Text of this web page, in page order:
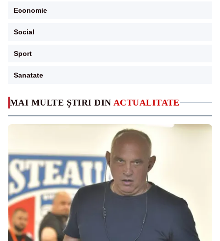
MAI MULTE ȘTIRI DIN ACTUALITATE
Economie
Social
Sport
Sanatate